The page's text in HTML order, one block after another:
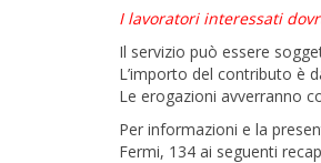
I lavoratori interessati
Il servizio può essere
L’importo del contributo è
Le erogazioni avverranno
Per informazioni e la
Fermi, 134 ai seguenti